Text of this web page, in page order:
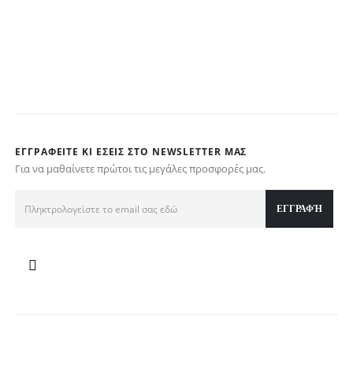
ΕΓΓΡΑΦΕΊΤΕ ΚΙ ΕΣΕΊΣ ΣΤΟ NEWSLETTER ΜΑΣ
Για να μαθαίνετε πρώτοι τις μεγάλες προσφορές μας.